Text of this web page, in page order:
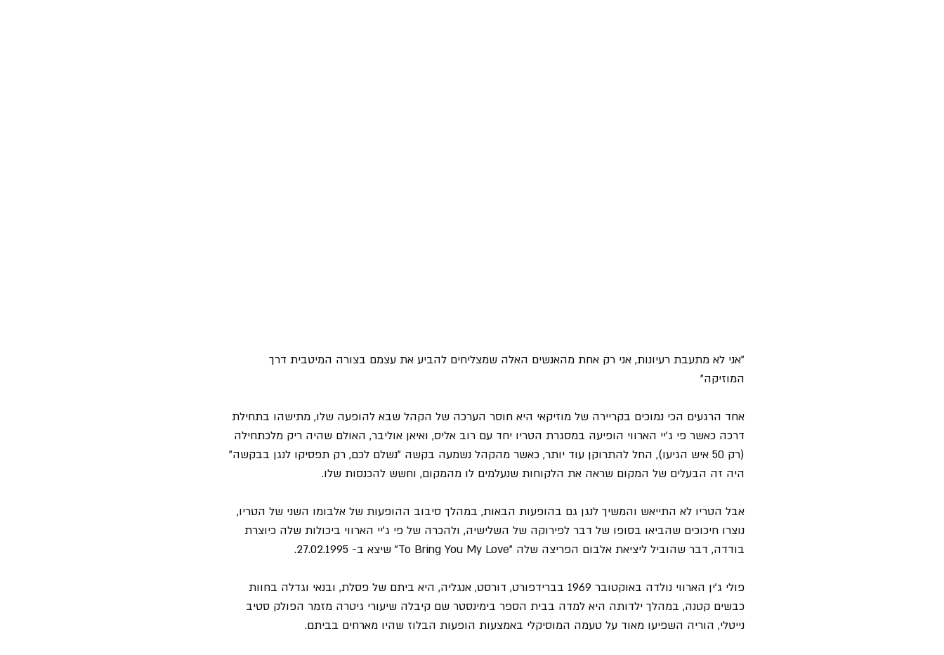
"אני לא מתעבת רעיונות, אני רק אחת מהאנשים האלה שמצליחים להביע את עצמם בצורה המיטבית דרך
המוזיקה"
אחד הרגעים הכי נמוכים בקריירה של מוזיקאי היא חוסר הערכה של הקהל שבא להופעה שלו, מתישהו בתחילת
דרכה כאשר פי ג'יי הארווי הופיעה במסגרת הטריו יחד עם רוב אליס, ואיאן אוליבר, האולם שהיה ריק מלכתחילה
(רק 50 איש הגיעו), החל להתרוקן עוד יותר, כאשר מהקהל נשמעה בקשה "נשלם לכם, רק תפסיקו לנגן בבקשה"
היה זה הבעלים של המקום שראה את הלקוחות שנעלמים לו מהמקום, וחשש להכנסות שלו.
אבל הטריו לא התייאש והמשיך לנגן גם בהופעות הבאות, במהלך סיבוב ההופעות של אלבומו השני של הטריו,
נוצרו חיכוכים שהביאו בסופו של דבר לפירוקה של השלישיה, ולהכרה של פי ג'יי הארווי ביכולות שלה כיוצרת
בודדה, דבר שהוביל ליציאת אלבום הפריצה שלה "To Bring You My Love" שיצא ב- 27.02.1995.
פולי ג'ין הארווי נולדה באוקטובר 1969 בברידפורט, דורסט, אנגליה, היא ביתם של פסלת, ובנאי וגדלה בחוות
כבשים קטנה, במהלך ילדותה היא למדה בבית הספר בימינסטר שם קיבלה שיעורי גיטרה מזמר הפולק סטיב
נייטלי, הוריה השפיעו מאוד על טעמה המוסיקלי באמצעות הופעות הבלוז שהיו מארחים בביתם.